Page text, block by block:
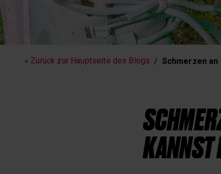
« Zurück zur Hauptseite des Blogs
Schmerzen
KANNST